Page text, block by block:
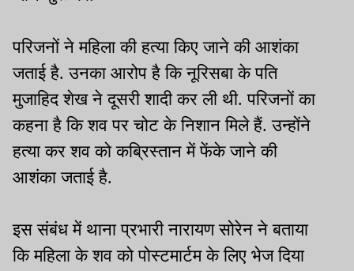
परिजनों ने महिला की हत्या किए जाने की आशंका
जताई है. उनका आरोप है कि नूरिसबा के पति
मुजाहिद शेख ने दूसरी शादी कर ली थी. परिजनों का
कहना है कि शव पर चोट के निशान मिले हैं. उन्होंने
हत्या कर शव को कब्रिस्तान में फेंके जाने की
आशंका जताई है.
इस संबंध में थाना प्रभारी नारायण सोरेन ने बताया
कि महिला के शव को पोस्टमार्टम के लिए भेज दिया